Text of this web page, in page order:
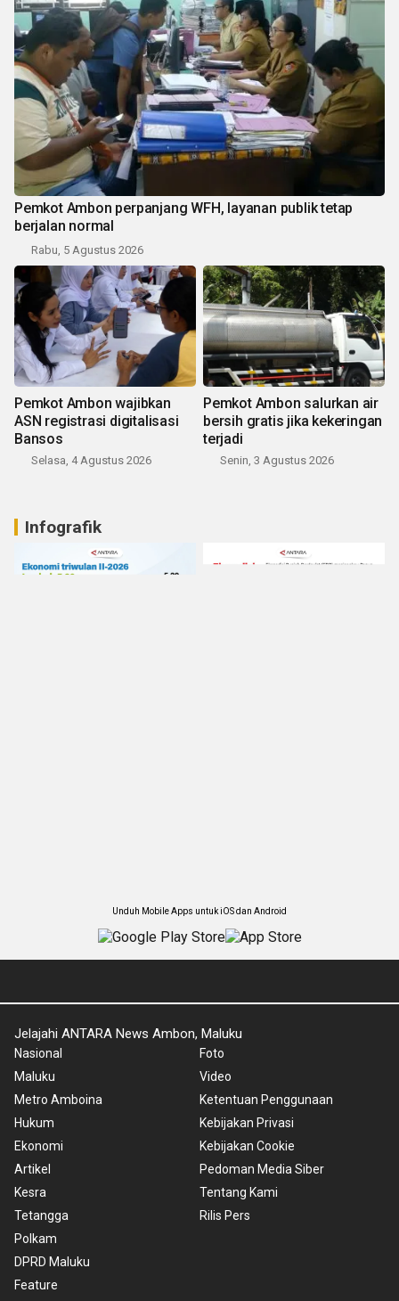
Pemkot Ambon perpanjang WFH, layanan publik tetap
berjalan normal
Rabu, 5 Agustus 2026
Pemkot Ambon wajibkan
ASN registrasi digitalisasi
Bansos
Selasa, 4 Agustus 2026
Pemkot Ambon salurkan air
bersih gratis jika kekeringan
terjadi
Senin, 3 Agustus 2026
Infografik
Unduh Mobile Apps untuk iOS dan Android
Jelajahi ANTARA News Ambon, Maluku
Nasional
Maluku
Metro Amboina
Hukum
Ekonomi
Artikel
Kesra
Tetangga
Polkam
DPRD Maluku
Feature
Foto
Video
Ketentuan Penggunaan
Kebijakan Privasi
Kebijakan Cookie
Pedoman Media Siber
Tentang Kami
Rilis Pers